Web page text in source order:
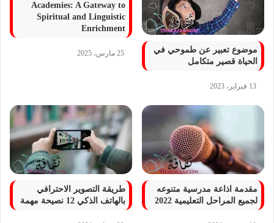
موضوع تعبير عن طموحي في
الحياة قصير متكامل
13 فبراير، 2023
Academies: A Gateway to
Spiritual and Linguistic
Enrichment
25 مارس، 2025
مقدمة اذاعة مدرسية متنوعه
لجميع المراحل التعليمية 2022
طريقة التصوير الاحترافي
بالهاتف الذكي 12 نصيحة مهمة